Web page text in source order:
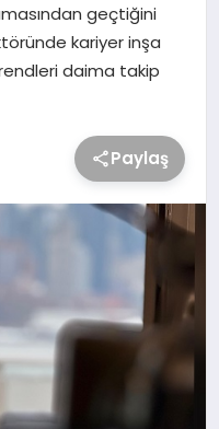
geçtiğini
kariyer inşa
daima takip
Paylaş